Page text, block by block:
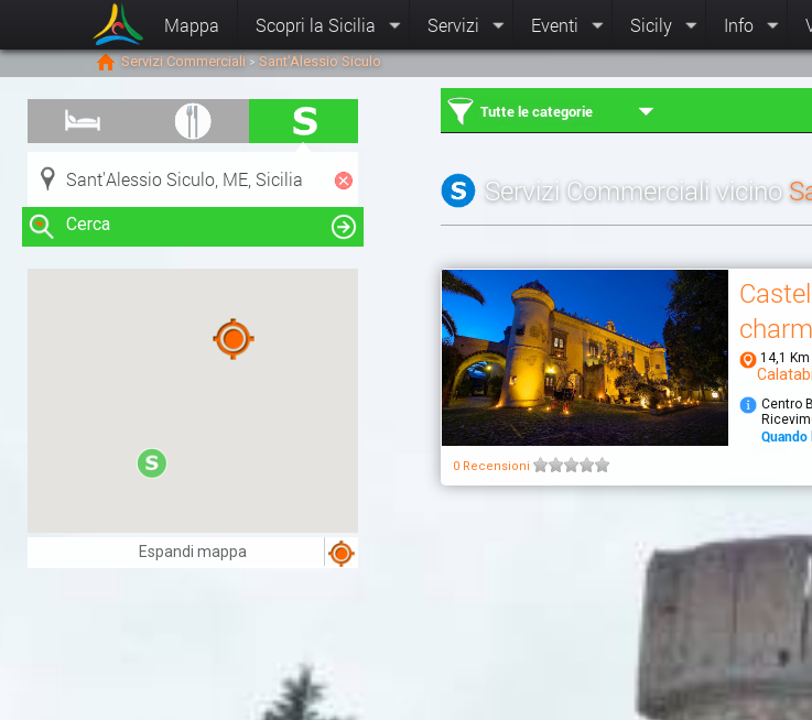
Mappa Scopri la Sicilia Servizi Eventi Sicily Info
Servizi Commerciali > Sant'Alessio Siculo
Cerca
Clicca su una risorsa nella mappa
Espandi mappa
Tutte le categorie
Servizi Commerciali vicino
14,1 Km
Centro
Il
dal...
0 Recensioni